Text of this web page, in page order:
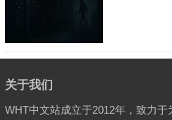
关于我们
WHT中文站成立于2012年，致力于